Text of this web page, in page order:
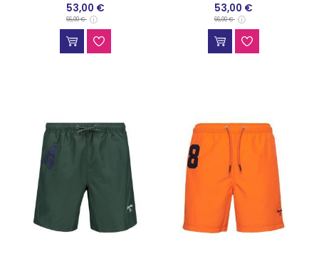
COSTUMI
53,00 €
66,00 €
COSTUMI
53,00 €
66,00 €